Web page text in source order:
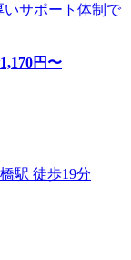
いサポート体制で
1,170円〜
駅 徒歩19分